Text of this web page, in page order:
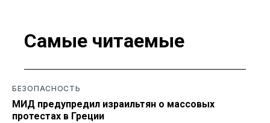
Самые читаемые
БЕЗОПАСНОСТЬ
МИД предупредил израильтян о массовых
протестах в Греции